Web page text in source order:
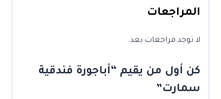
المراجعات
لا توجد مراجعات بعد.
كن أول من يقيم “أباجورة فندقية
سمارت”